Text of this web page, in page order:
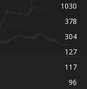
1030
378
304
127
117
96